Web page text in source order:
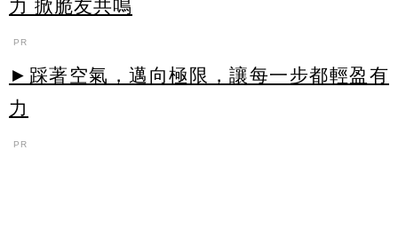
力 掀脆友共鳴
PR
►踩著空氣，邁向極限，讓每一步都輕盈有
力
PR